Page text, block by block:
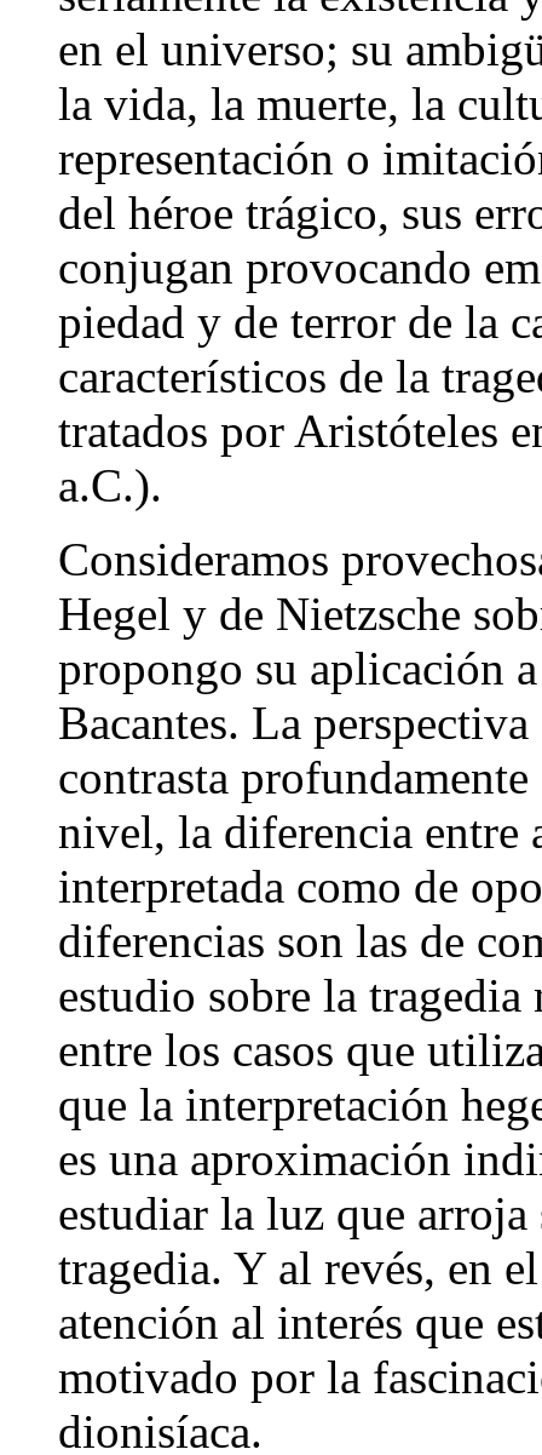
en el universo; su
la vida, la muerte, la
representación o
del héroe trágico, sus
conjugan provocando
piedad y de terror de la
característicos de la
tratados por Aristóteles
a.C.).
Consideramos
Hegel y de Nietzsche
propongo su aplicación
Bacantes. La
contrasta
nivel, la diferencia entre
interpretada como de
diferencias son las de
estudio sobre la
entre los casos que
que la interpretación
es una aproximación
estudiar la luz que
tragedia. Y al revés, en
atención al interés que
motivado por la
dionisíaca.